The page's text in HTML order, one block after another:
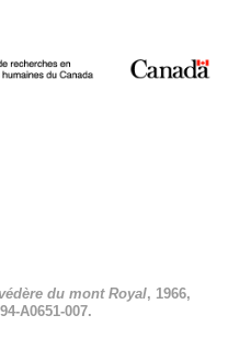
du mont Royal, 1966,
A0651-007.